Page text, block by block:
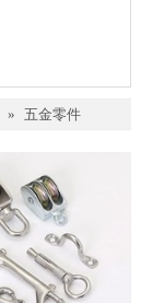
» 五金零件